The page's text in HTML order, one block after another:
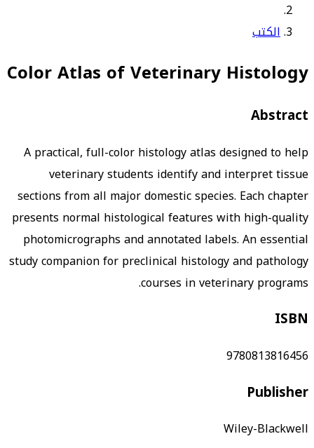
الكتب
Color Atlas of Veterinary Histology
Abstract
A practical, full-color histology atlas designed to help
veterinary students identify and interpret tissue
sections from all major domestic species. Each chapter
presents normal histological features with high-quality
photomicrographs and annotated labels. An essential
study companion for preclinical histology and pathology
courses in veterinary programs.
ISBN
9780813816456
Publisher
Wiley-Blackwell